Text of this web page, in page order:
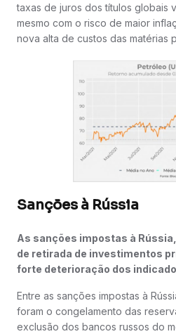
taxas de juros dos títulos globais
mesmo com o risco de maior
nova alta de custos das matérias
Sanções à Rússia
As sanções impostas à
de retirada de investimentos
forte deterioração dos
Entre as sanções impostas à
foram o congelamento das
exclusão dos bancos russos do